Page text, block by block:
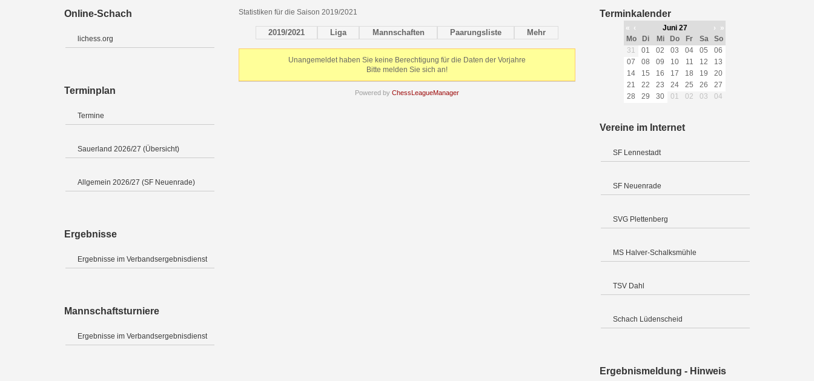
Online-Schach
lichess.org
Terminplan
Termine
Sauerland 2026/27 (Übersicht)
Allgemein 2026/27 (SF Neuenrade)
Ergebnisse
Ergebnisse im Verbandsergebnisdienst
Mannschaftsturniere
Ergebnisse im Verbandsergebnisdienst
Statistiken für die Saison 2019/2021
2019/2021 Liga Mannschaften Paarungsliste Mehr
Unangemeldet haben Sie keine Berechtigung für die Daten der Vorjahre
Bitte melden Sie sich an!
Powered by ChessLeagueManager
Terminkalender
« ‹ Juni 27 ›
»
Mo
Di Mi Do Fr Sa
So
31
01 02 03 04 05
06
07
08 09 10 11 12
13
14
15 16 17 18 19
20
21
22 23 24 25 26
27
28
29 30 01 02 03 04
Vereine im Internet
SF Lennestadt
SF Neuenrade
SVG Plettenberg
MS Halver-Schalksmühle
TSV Dahl
Schach Lüdenscheid
Ergebnismeldung - Hinweis